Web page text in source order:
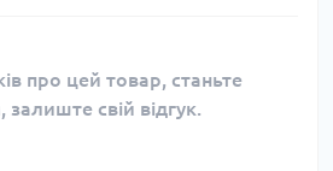
про цей товар, станьте
свій відгук.